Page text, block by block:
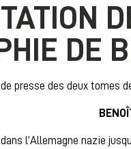
Facebook
Twitter
DE
presse des deux tomes
l’Allemagne nazie